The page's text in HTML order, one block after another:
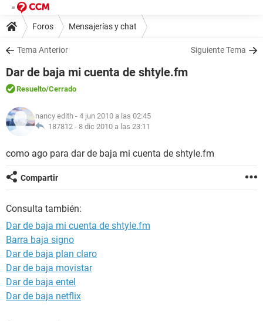
Foros Mensajerías y chat
Tema Anterior Siguiente Tema
Dar de baja mi cuenta de shtyle.fm
Resuelto/Cerrado
nancy edith - 4 jun 2010 a las 02:45
187812 - 8 dic 2010 a las 23:11
como ago para dar de baja mi cuenta de shtyle.fm
Compartir
Consulta también:
Dar de baja mi cuenta de shtyle.fm
Barra baja signo
Dar de baja plan claro
Dar de baja movistar
Dar de baja entel
Dar de baja netflix